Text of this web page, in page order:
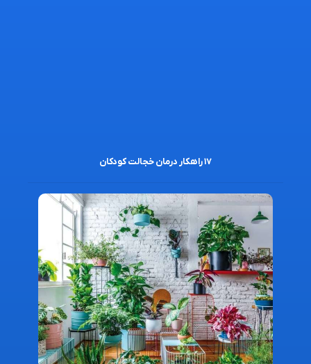
۱۷ راهکار درمان خجالت کودکان